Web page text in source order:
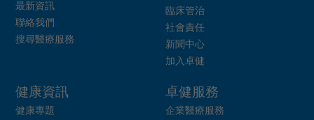
最新資訊
聯絡我們
搜尋醫療服務
臨床管治
社會責任
新聞中心
加入卓健
健康資訊
健康專題
卓健服務
企業醫療服務